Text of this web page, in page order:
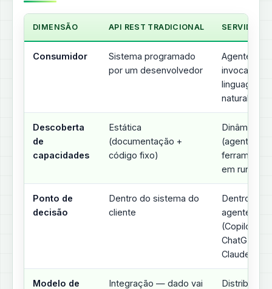
DIMENSÃO API REST TRADICIONAL SERVIDOR
Consumidor
Sistema programado
por um desenvolvedor
Agente de
invocado
linguagem
natural
Descoberta
de
capacidades
Estática
(documentação +
código fixo)
Dinâmica
(agente lista
ferramentas
em runtime)
Ponto de
decisão
Dentro do sistema do
cliente
Dentro do
agente
(Copilot,
ChatGPT,
Claude)
Modelo de
Integração — dado vai